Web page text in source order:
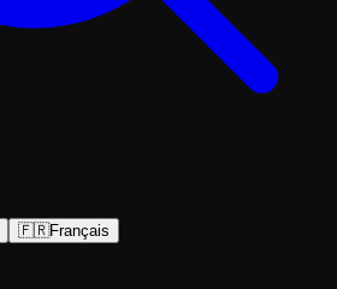
🇫🇷Français